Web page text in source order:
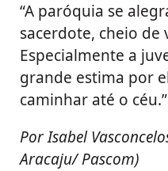
“A paróquia se
sacerdote, cheio
Especialmente a
grande estima por
caminhar até o céu.”
Por Isabel
Aracaju/ Pascom)